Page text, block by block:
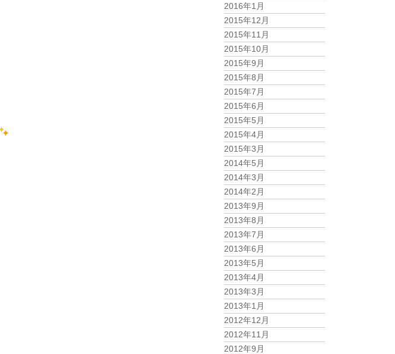
2016年1月
2015年12月
2015年11月
2015年10月
2015年9月
2015年8月
2015年7月
2015年6月
2015年5月
2015年4月
2015年3月
2014年5月
2014年3月
2014年2月
2013年9月
2013年8月
2013年7月
2013年6月
2013年5月
2013年4月
2013年3月
2013年1月
2012年12月
2012年11月
2012年9月